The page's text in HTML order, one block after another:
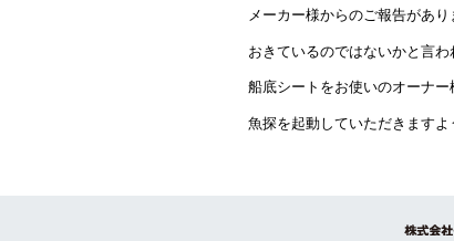
メーカー様からのご報告があ
おきているのではないかと言
船底シートをお使いのオーナ
魚探を起動していただきますよ